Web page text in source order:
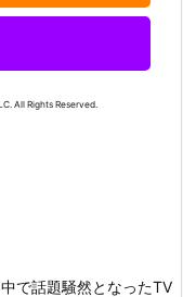
All Rights Reserved.
で話題騒然となったTV